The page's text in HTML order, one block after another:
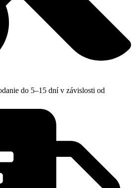
do 5–15 dní v závislosti od